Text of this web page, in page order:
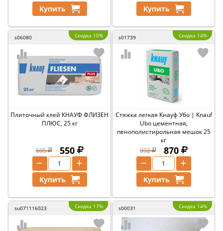
Купить Купить
s06080 Скидка 10%
Плиточный клей КНАУФ ФЛИЗЕН
ПЛЮС, 25 кг
605 550
+
−
Купить
s01739 Скидка 14%
Стяжка легкая Кнауф Убо | Knauf
Ubo цементная,
пенополистирольная мешок 25
кг
992
870
+
−
Купить
su071116023 Скидка 17% s00031 Скидка 14%